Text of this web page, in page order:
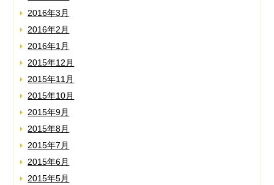
2016年3月
2016年2月
2016年1月
2015年12月
2015年11月
2015年10月
2015年9月
2015年8月
2015年7月
2015年6月
2015年5月